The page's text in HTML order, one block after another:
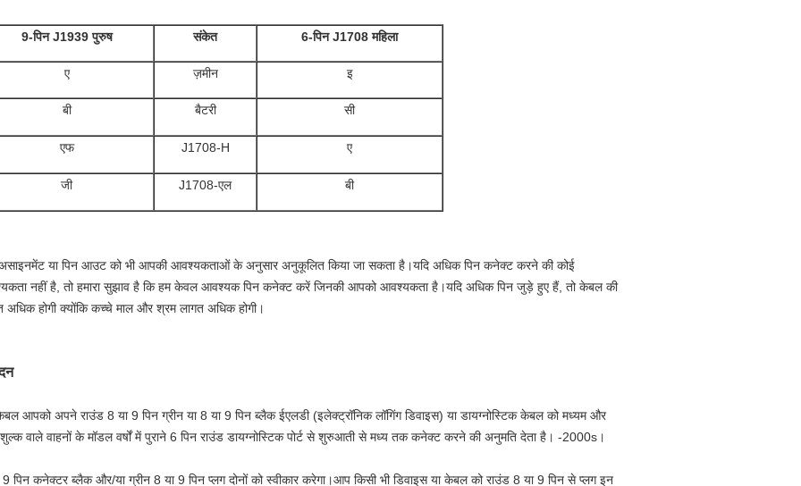
9-पिन J1939 पुरुष संकेत 6-पिन J1708 महिला
ए ज़मीन इ
बी बैटरी सी
एफ J1708-H ए
जी J1708-एल बी
या पिन आउट को भी आपकी आवश्यकताओं के अनुसार अनुकूलित किया जा सकता है।यदि अधिक पिन कनेक्ट करने की कोई
नहीं है, तो हमारा सुझाव है कि हम केवल आवश्यक पिन कनेक्ट करें जिनकी आपको आवश्यकता है।यदि अधिक पिन जुड़े हुए हैं, तो केबल की
अधिक होगी क्योंकि कच्चे माल और श्रम लागत अधिक होगी।
आपको अपने राउंड 8 या 9 पिन ग्रीन या 8 या 9 पिन ब्लैक ईएलडी (इलेक्ट्रॉनिक लॉगिंग डिवाइस) या डायग्नोस्टिक केबल को मध्यम और
शुल्क वाले वाहनों के मॉडल वर्षों में पुराने 6 पिन राउंड डायग्नोस्टिक पोर्ट से शुरुआती से मध्य तक कनेक्ट करने की अनुमति देता है। -2000s।
पिन कनेक्टर ब्लैक और/या ग्रीन 8 या 9 पिन प्लग दोनों को स्वीकार करेगा।आप किसी भी डिवाइस या केबल को राउंड 8 या 9 पिन से प्लग इन